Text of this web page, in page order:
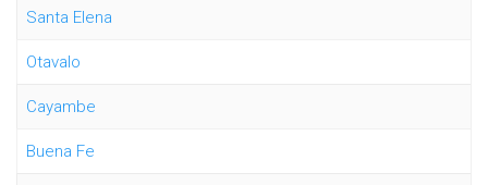
Santa Elena
Otavalo
Cayambe
Buena Fe